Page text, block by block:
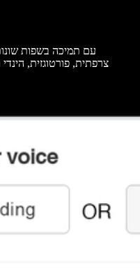
עם תמיכה בשפות
צרפתית, פורטוגזית,